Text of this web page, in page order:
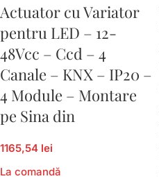
Actuator cu Variator
pentru LED – 12-
48Vcc – Ccd – 4
Canale – KNX – IP20 –
4 Module – Montare
pe Sina din
1165,54 lei
La comandă